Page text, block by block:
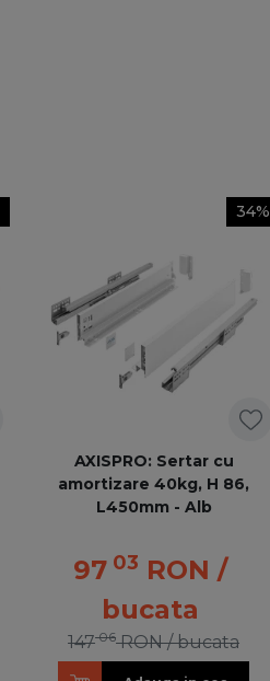
34%
AXISPRO: Sertar cu
amortizare 40kg, H 86,
L450mm - Alb
97 03 RON /
bucata
14706 RON / bucata